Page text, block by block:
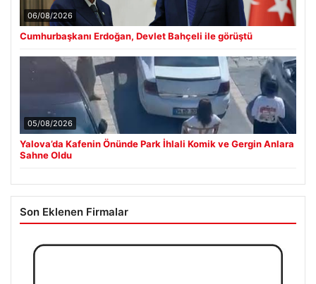
06/08/2026
Cumhurbaşkanı Erdoğan, Devlet Bahçeli ile görüştü
05/08/2026
Yalova’da Kafenin Önünde Park İhlali Komik ve Gergin Anlara
Sahne Oldu
Son Eklenen Firmalar